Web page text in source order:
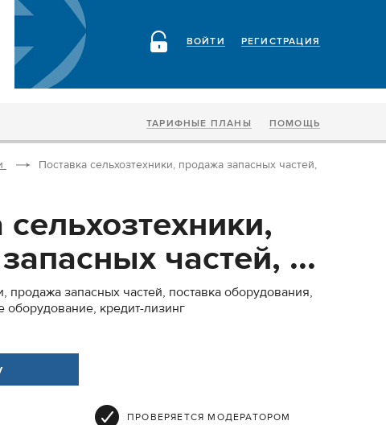
РЕГИСТРАЦИЯ
ВОЙТИ
ТАРИФНЫЕ ПЛАНЫ ПОМОЩЬ
Поставка сельхозтехники, продажа запасных частей,
частей, ...
продажа запасных частей, поставка оборудования,
оборудование, кредит-лизинг
ПРОВЕРЯЕТСЯ МОДЕРАТОРОМ